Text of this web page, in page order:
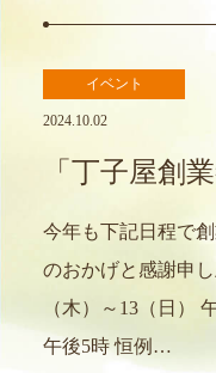
イベント
2024.10.02
「丁子屋創
今年も下記日程で
のおかげと感謝申
（木）～13（日）
午後5時 恒例…